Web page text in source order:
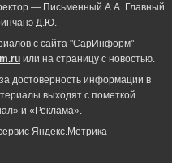
— Письменный А.А. Главный
Д.Ю.
с сайта "СарИнформ"
или на страницу с новостью.
достоверность информации в
выходят с пометкой
и «Реклама».
Яндекс.Метрика